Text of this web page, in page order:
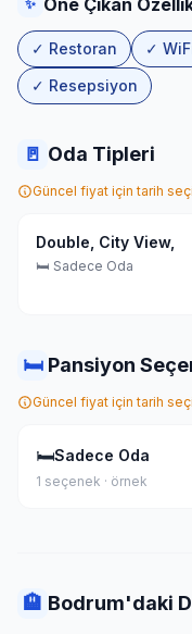
✨ Öne Çıkan
✓ Restoran ✓
✓ Resepsiyon
🚪 Oda Tipleri
Güncel fiyat için tarih
Double, City View,
🛏 Sadece Oda
🛏 Pansiyon
Güncel fiyat için tarih
🛏Sadece Oda
1 seçenek · örnek
🏨 Bodrum'daki